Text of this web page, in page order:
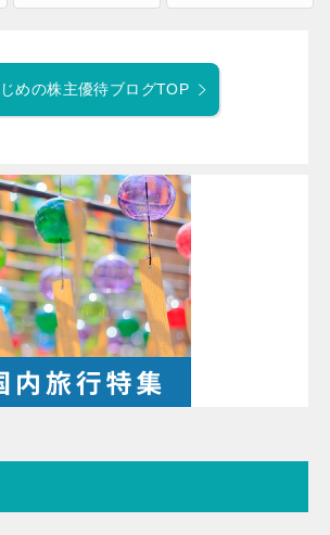
めの株主優待ブログTOP